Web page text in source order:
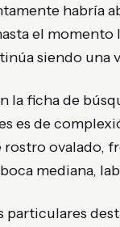
habría
el
siendo una
la ficha de
es de
ovalado,
mediana,
particulares